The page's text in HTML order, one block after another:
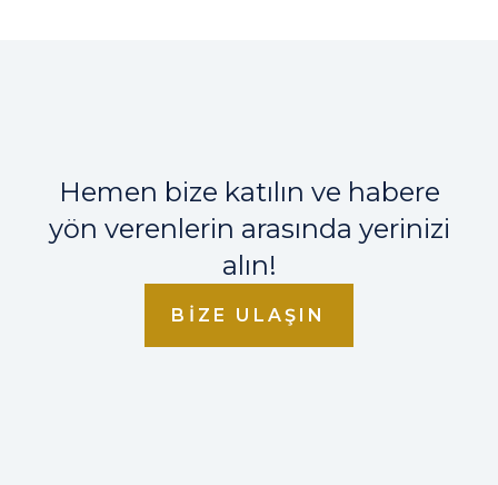
Hemen bize katılın ve habere
yön verenlerin arasında yerinizi
alın!
BIZE ULAŞIN